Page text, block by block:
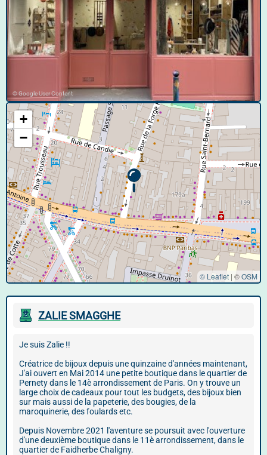
© Google User Content
+
−
© Leaflet | ©OSM
ZALIE SMAGGHE
Je suis Zalie !!
Créatrice de bijoux depuis une quinzaine d'années maintenant,
J'ai ouvert en Mai 2014 une petite boutique dans le quartier de
Pernety dans le 14è arrondissement de Paris. On y trouve un
large choix de cadeaux pour tout les budgets, des bijoux bien
sur mais aussi de la papeterie, des bougies, de la
maroquinerie, des foulards etc.
Depuis Novembre 2021 l'aventure se poursuit avec l'ouverture
d'une deuxième boutique dans le 11è arrondissement, dans le
quartier de Faidherbe Chaligny.